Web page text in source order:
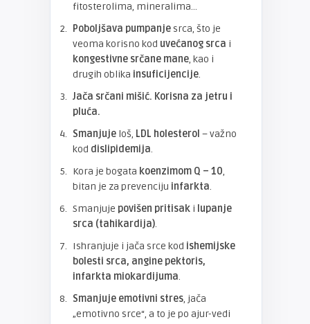
fitosterolima, mineralima…
Poboljšava pumpanje srca, što je
veoma korisno kod uvećanog srca i
kongestivne srčane mane, kao i
drugih oblika insuficijencije.
Jača srčani mišić. Korisna za jetru i
pluća.
Smanjuje loš, LDL holesterol – važno
kod dislipidemija.
Kora je bogata koenzimom Q – 10,
bitan je za prevenciju infarkta.
Smanjuje povišen pritisak i lupanje
srca (tahikardija).
Ishranjuje i jača srce kod ishemijske
bolesti srca, angine pektoris,
infarkta miokardijuma.
Smanjuje emotivni stres, jača
„emotivno srce“, a to je po ajur-vedi